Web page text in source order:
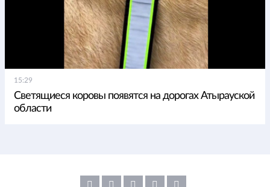
15:29
Светящиеся коровы появятся на дорогах Атырауской
области